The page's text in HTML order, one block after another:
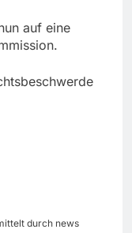
auf eine
durch news